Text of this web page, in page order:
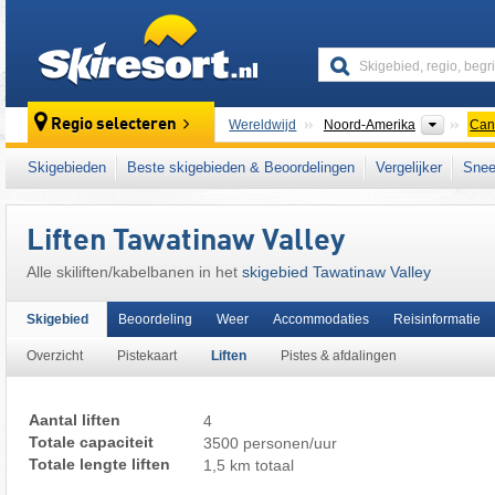
Regio selecteren Wereldwijd Noord-Amerika
Dit skigebied ligt ook in: Canadian Prairies
Skigebieden Beste skigebieden & Beoordelingen Vergelijker
Liften Tawatinaw Valley
Alle skiliften/kabelbanen in het skigebied Tawatinaw Valley
Skigebied
Overzicht Pistekaart Liften Pistes & afdalingen
Beoordeling Weer Accommodaties Reisinformatie
Aantal liften
4
Totale capaciteit
3500 personen/uur
Totale lengte liften
1,5 km totaal